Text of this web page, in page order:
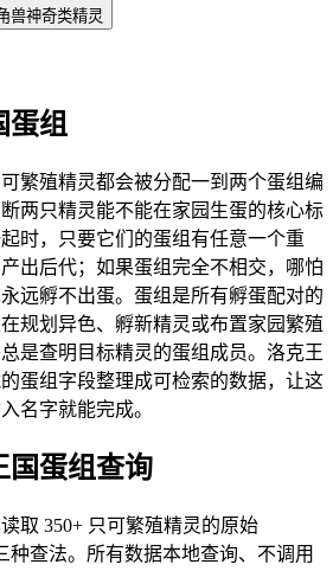
兽神奇类精灵
蛋组
繁殖精灵都会被分配一到两个蛋组编
两只精灵能不能在家园生蛋的核心标
时，只要它们的蛋组有任意一个重
出后代；如果蛋组完全不相交，哪怕
远孵不出蛋。蛋组是所有孵蛋配对的
规划异色、孵新精灵或布置家园繁殖
是查明目标精灵的蛋组成员。洛克王
蛋组字段整理成可检索的数据，让这
名字就能完成。
国蛋组查询
取 350+ 只可繁殖精灵的原始
种查法。所有数据本地查询、不调用